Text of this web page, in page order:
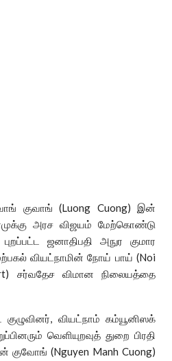
குவாங் (Luong Cuong) இன்
அரச விஜயம் மேற்கொண்டு
புறப்பட்ட ஜனாதிபதி அநுர குமார
வியட்நாமின் நோய் பாய் (Noi
சர்வதேச விமான நிலையத்தை
வியட்நாம் கம்யூனிஸக்
வெளியுறவுத் துறை பிரதி
குவோங் (Nguyen Manh Cuong)